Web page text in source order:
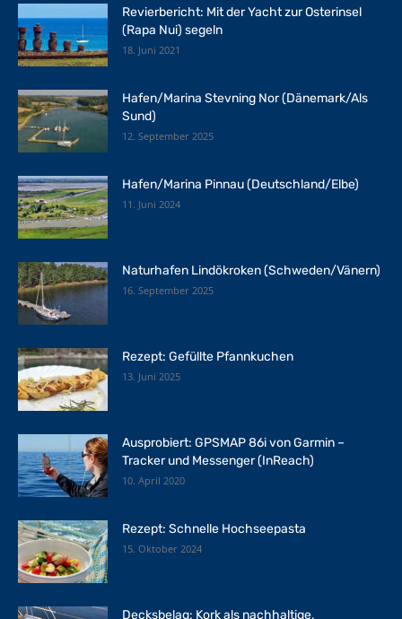
Revierbericht: Mit der Yacht zur Osterinsel
(Rapa Nui) segeln
18. Juni 2021
Hafen/Marina Stevning Nor (Dänemark/Als
Sund)
12. September 2025
Hafen/Marina Pinnau (Deutschland/Elbe)
11. Juni 2024
Naturhafen Lindökroken (Schweden/Vänern)
16. September 2025
Rezept: Gefüllte Pfannkuchen
13. Juni 2025
Ausprobiert: GPSMAP 86i von Garmin –
Tracker und Messenger (InReach)
10. April 2020
Rezept: Schnelle Hochseepasta
15. Oktober 2024
Decksbelag: Kork als nachhaltige,